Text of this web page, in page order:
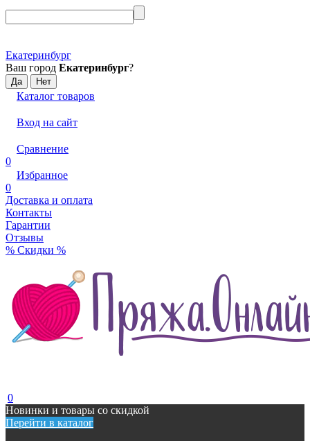
Екатеринбург
Ваш город Екатеринбург?
Каталог товаров
Вход на сайт
Сравнение
0
Избранное
0
Доставка и оплата
Контакты
Гарантии
Отзывы
% Скидки %
0
Новинки и товары со скидкой
Перейти в каталог